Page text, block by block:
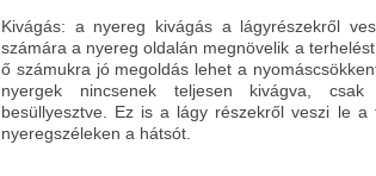
Kivágás: a nyereg kivágás a lágyrészekről
számára a nyereg oldalán megnövelik a
ő számukra jó megoldás lehet a
nyergek nincsenek teljesen kivágva,
besüllyesztve. Ez is a lágy részekről veszi le
nyeregszéleken a hátsót.